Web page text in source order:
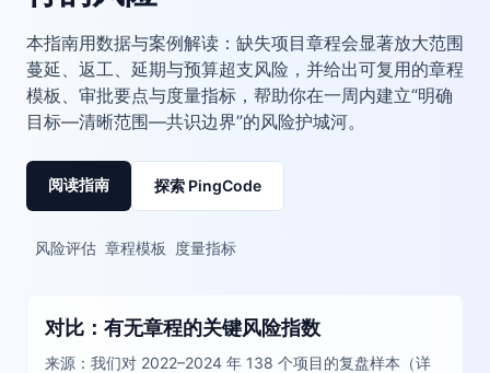
本指南用数据与案例解读：缺失项目章程会显著放大范围
蔓延、返工、延期与预算超支风险，并给出可复用的章程
模板、审批要点与度量指标，帮助你在一周内建立“明确
目标—清晰范围—共识边界”的风险护城河。
阅读指南 探索 PingCode
风险评估 章程模板 度量指标
对比：有无章程的关键风险指数
来源：我们对 2022–2024 年 138 个项目的复盘样本（详